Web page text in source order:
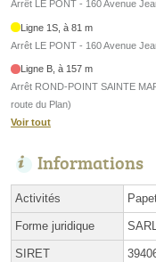
Arrêt LE PONT - 160 Avenue
Ligne 1S, à 81 m
Arrêt LE PONT - 160 Avenue
Ligne B, à 157 m
Arrêt ROND-POINT SAINTE
route du Plan)
Voir tout
Informations
Activités
Forme juridique
SIRET